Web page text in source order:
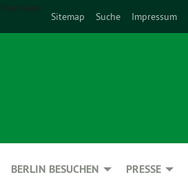
Startseite
Sitemap Suche Impressum
BERLIN BESUCHEN PRESSE